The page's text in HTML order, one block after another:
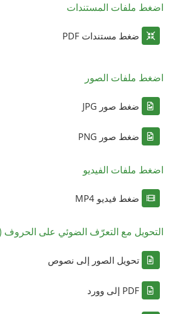
اضغط ملفات المستندات
ضغط مستندات PDF
اضغط ملفات الصور
ضغط صور JPG
ضغط صور PNG
اضغط ملفات الفيديو
ضغط فيديو MP4
التحويل مع التعرّف الضوئي على الحروف (OCR)
تحويل الصور إلى نصوص
PDF إلى وورد